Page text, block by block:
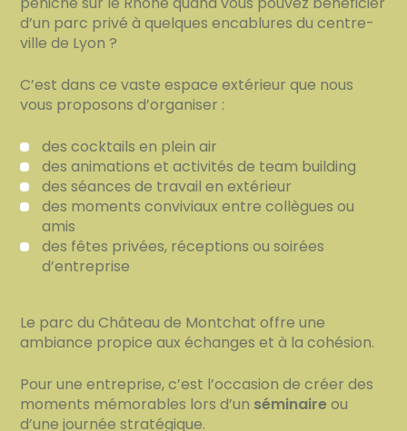
d’un parc privé à quelques encablures du centre-
ville de Lyon ?
C’est dans ce vaste espace extérieur que nous
vous proposons d’organiser :
des cocktails en plein air
des animations et activités de team building
des séances de travail en extérieur
des moments conviviaux entre collègues ou
amis
des fêtes privées, réceptions ou soirées
d’entreprise
Le parc du Château de Montchat offre une
ambiance propice aux échanges et à la cohésion.
Pour une entreprise, c’est l’occasion de créer des
moments mémorables lors d’un séminaireou
d’une journée stratégique.